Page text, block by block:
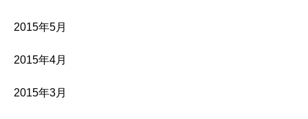
2015年5月
2015年4月
2015年3月